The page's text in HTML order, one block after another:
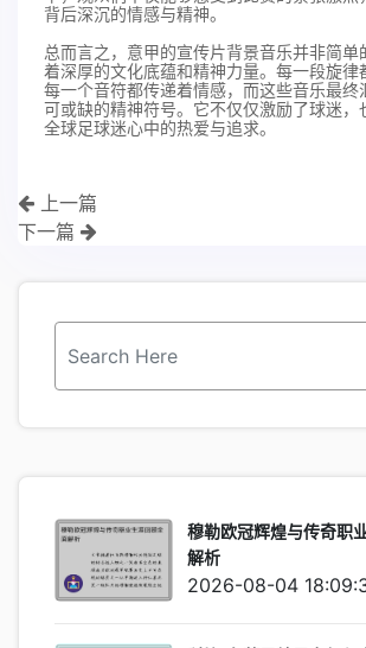
背后深沉的情感与精神。
总而言之，意甲的宣传片背景音乐并非简单
着深厚的文化底蕴和精神力量。每一段旋律
每一个音符都传递着情感，而这些音乐最终
可或缺的精神符号。它不仅仅激励了球迷，
全球足球迷心中的热爱与追求。
上一篇
下一篇
穆勒欧冠辉煌与传奇职
解析
2026-08-04